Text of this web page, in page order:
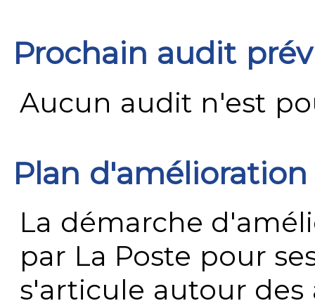
Prochain audit
Aucun audit n'est
Plan
La démarche
par La Poste pour
s'articule autour des